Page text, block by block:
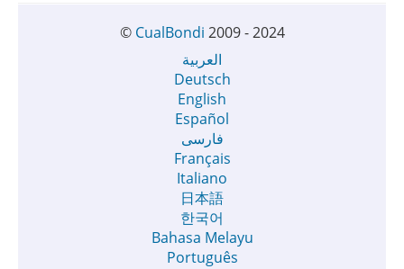
© CualBondi 2009 - 2024
العربية
Deutsch
English
Español
فارسی
Français
Italiano
日本語
한국어
Bahasa Melayu
Português